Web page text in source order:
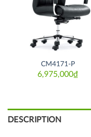
CM4171-P
6,975,000₫
DESCRIPTION